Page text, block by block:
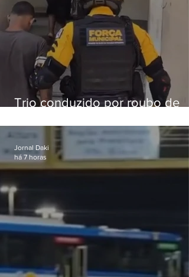
Trio conduzido por roubo de
passagens
Jornal Daki
há 7 horas